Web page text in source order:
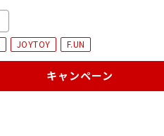
JOYTOY F.UN
キャンペーン